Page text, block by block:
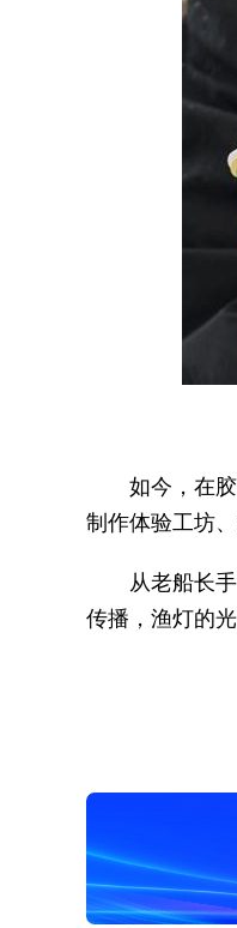
如今，在
制作体验工坊
从老船长
传播，渔灯的